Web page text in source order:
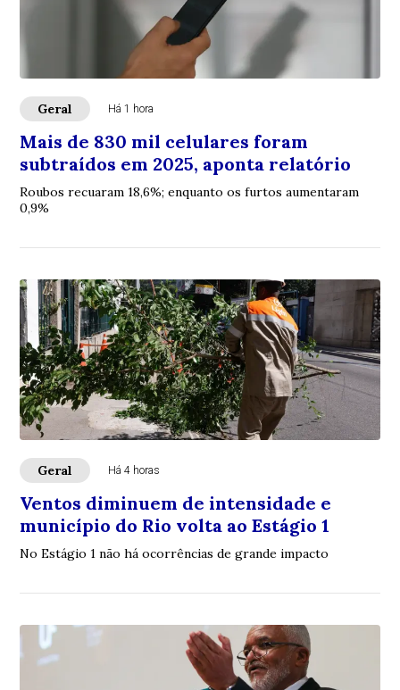
Geral Há 1 hora
Mais de 830 mil celulares foram
subtraídos em 2025, aponta relatório
Roubos recuaram 18,6%; enquanto os furtos aumentaram
0,9%
Geral Há 4 horas
Ventos diminuem de intensidade e
município do Rio volta ao Estágio 1
No Estágio 1 não há ocorrências de grande impacto